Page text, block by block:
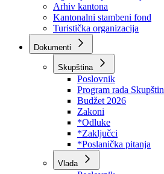
BPK šume
RTV BPK
Agencija za privatizaciju
Arhiv kantona
Kantonalni stambeni fond
Turistička organizacija
Dokumenti
Skupština
Poslovnik
Program rada Skupštine
Budžet 2026
Zakoni
*Odluke
*Zaključci